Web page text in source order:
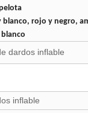
rojo y negro,
dardos inflable
inflable